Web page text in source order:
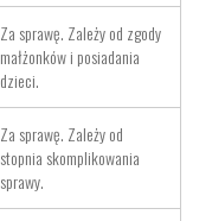
Za sprawę. Zależy od zgody
małżonków i posiadania
dzieci.
Za sprawę. Zależy od
stopnia skomplikowania
sprawy.